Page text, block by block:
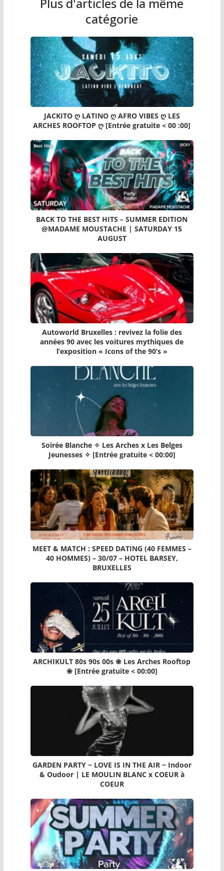
catégorie
JACKITO ღ LATINO ღ AFRO VIBES ღ LES
ARCHES ROOFTOP ღ [Entrée gratuite < 00 :00]
BACK TO THE BEST HITS – SUMMER EDITION
@MADAME MOUSTACHE | SATURDAY 15
AUGUST
Autoworld Bruxelles : revivez la folie des
années 90 avec les voitures mythiques de
l’exposition « Icons of the 90’s »
Soirée Blanche ✧ Les Arches x Les Belges
Jeunesses ✧ [Entrée gratuite < 00:00]
MEET & MATCH : SPEED DATING (40 FEMMES –
40 HOMMES) – 30/07 – HOTEL BARSEY,
BRUXELLES
ARCHIKULT 80s 90s 00s ❀ Les Arches Rooftop
❀ [Entrée gratuite < 00:00]
GARDEN PARTY ~ LOVE IS IN THE AIR ~ Indoor
& Oudoor | LE MOULIN BLANC x COEUR à
COEUR